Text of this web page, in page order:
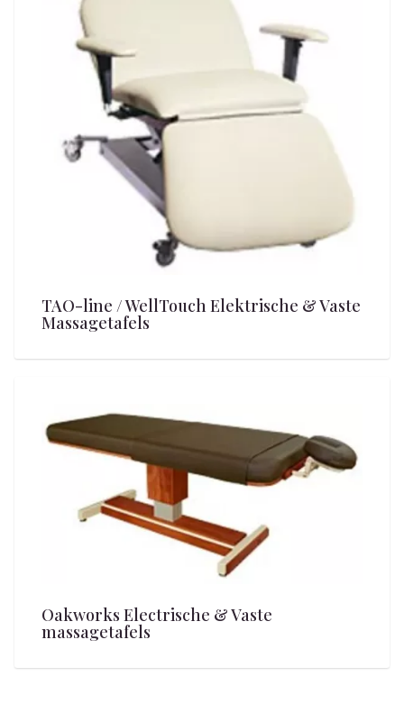
TAO-line / WellTouch Elektrische & Vaste
Massagetafels
Oakworks Electrische & Vaste
massagetafels